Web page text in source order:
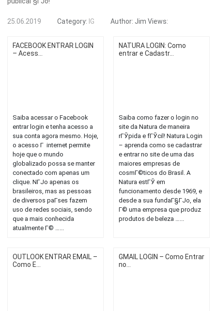
25.06.2019 Category: IG Author: Jim Views:
FACEBOOK ENTRAR LOGIN
– Acess...
Saiba acessar o Facebook
entrar login e tenha acesso a
sua conta agora mesmo. Hoje,
o acesso Г internet permite
hoje que o mundo
globalizado possa se manter
conectado com apenas um
clique. NГЈo apenas os
brasileiros, mas as pessoas
de diversos paГ­ses fazem
uso de redes sociais, sendo
que a mais conhecida
atualmente Г© …...
NATURA LOGIN: Como
entrar e Cadastr...
Saiba como fazer o login no
site da Natura de maneira
rГЎpida e fГЎcil! Natura Login
– aprenda como se cadastrar
e entrar no site de uma das
maiores empresas de
cosmГ©ticos do Brasil. A
Natura estГЎ em
funcionamento desde 1969, e
desde a sua fundaГ§ГЈo, ela
Г© uma empresa que produz
produtos de beleza …...
OUTLOOK ENTRAR EMAIL –
Como E...
GMAIL LOGIN – Como Entrar
no...